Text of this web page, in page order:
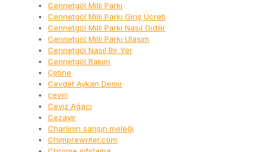
Cennetgöl Milli Parkı
Cennetgöl Milli Parkı Giriş Ücreti
Cennetgöl Milli Parkı Nasıl Gidilir
Cennetgöl Milli Parkı Ulaşım
Cennetgöl Nasıl Bir Yer
Cennetgöl Rakım
Çetine
Cevdet Aykan Demir
çeviri
Ceviz Ağacı
Cezayir
Charlinin sarışın meleği
Chimprewriter.com